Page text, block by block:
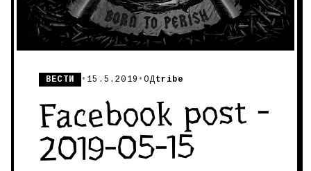
ВЕСТИ • 15.5.2019 •ОДtribe
Facebook post -
2019-05-15